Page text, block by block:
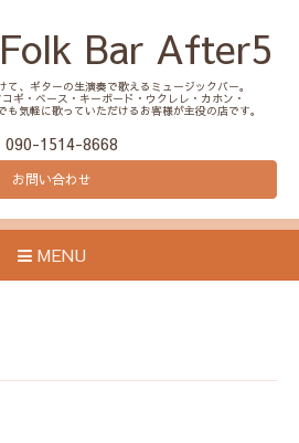
Bar After5
、ギターの生演奏で歌えるミュージックバー。
ギ・ベース・キーボード・ウクレレ・カホン・
気軽に歌っていただけるお客様が主役の店です。
090-1514-8668
お問い合わせ
MENU